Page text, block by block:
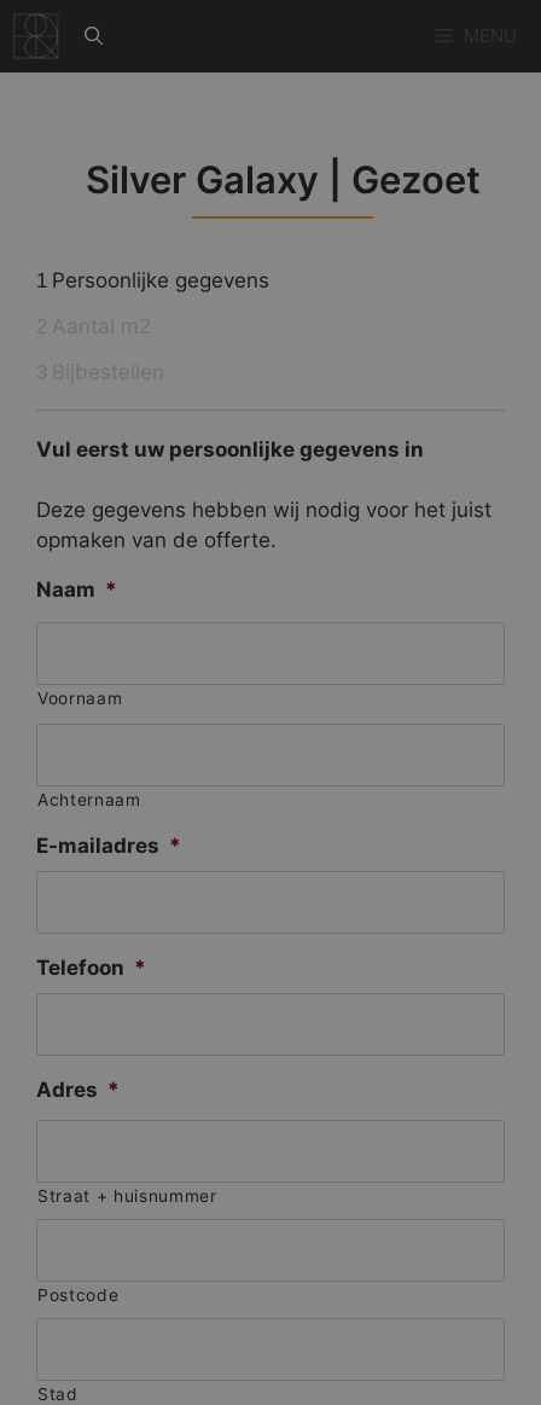
naar
de
Silver Galaxy | Gezoet
1 Persoonlijke gegevens
Vul eerst uw persoonlijke gegevens in
Deze gegevens hebben wij nodig voor het juist
opmaken van de offerte.
Naam *
Voornaam
Achternaam
E-mailadres *
Telefoon *
Adres *
Straat + huisnummer
Postcode
Stad